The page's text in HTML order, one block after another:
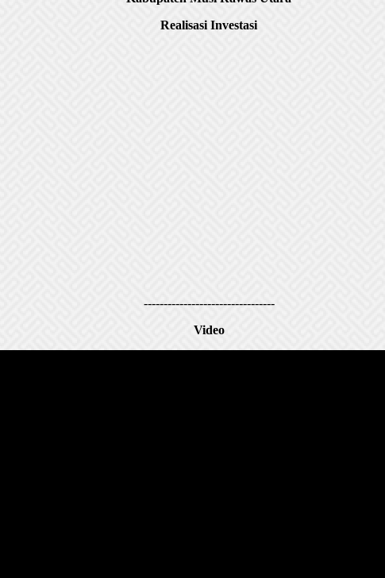
Realisasi Investasi
---------------------------------
Video